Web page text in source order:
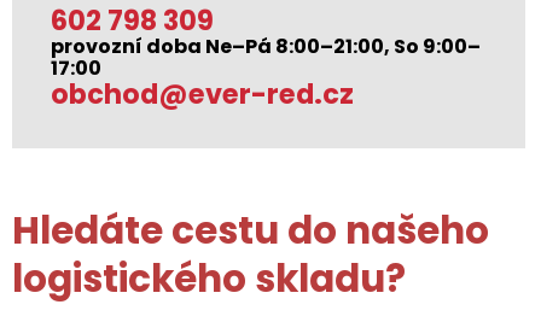
602 798 309
provozní doba Ne–Pá 8:00–21:00, So 9:00–
17:00
obchod@ever-red.cz
Hledáte cestu do našeho
logistického skladu?